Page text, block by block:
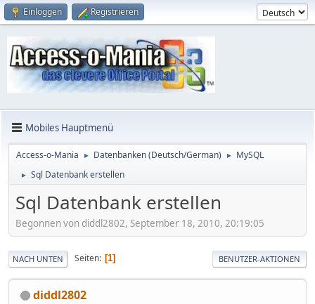
Einloggen Registrieren
Mobiles Hauptmenü
Access-o-Mania ► Datenbanken (Deutsch/German) ► MySQL
► Sql Datenbank erstellen
Sql Datenbank erstellen
Begonnen von diddl2802, September 18, 2010, 20:19:05
NACH UNTEN Seiten 1 BENUTZER-AKTIONEN
diddl2802